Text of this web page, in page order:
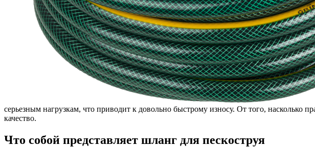
серьезным нагрузкам, что приводит к довольно быстрому износу. От того, насколько
качество.
Что собой представляет шланг для пескоструя